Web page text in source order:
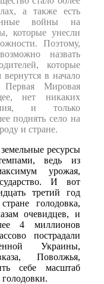
а также есть
войны на
которые унесли
Поэтому,
назвать
которые
в начало
Первая Мировая
нет никаких
и только
поднять село на
и стране.
ресурсы
ведь из
урожая,
И вот
третий год
голодовка,
очевидцев, и
4 миллионов
пострадали
Украины,
Поволжья,
себе масштаб